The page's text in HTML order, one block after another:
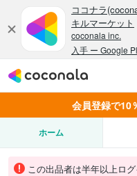
会員登録で10
ホーム
この出品者は半年以上ログ